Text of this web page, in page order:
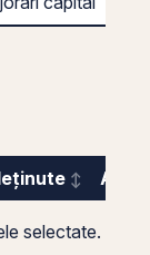
selectate.